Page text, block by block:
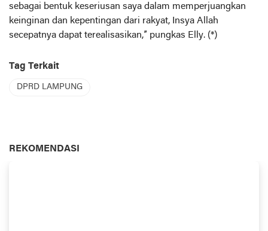
sebagai bentuk keseriusan saya dalam memperjuangkan
keinginan dan kepentingan dari rakyat, Insya Allah
secepatnya dapat terealisasikan,” pungkas Elly. (*)
Tag Terkait
DPRD LAMPUNG
REKOMENDASI